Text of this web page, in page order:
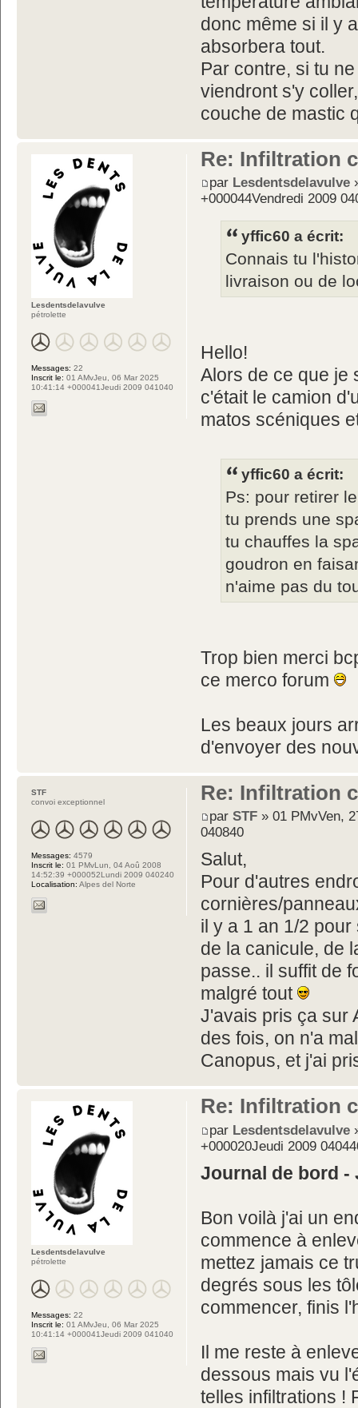
donc même si il y
absorbera tout.
Par contre, si tu
viendront s'y
couche de mastic
Re: Infiltration
par Lesdentsdelavulve
+000044Vendredi 2009
yffic60 a écrit:
Connais tu
livraison ou de
Hello!
Alors de ce que je
c'était le camion
matos scéniques
yffic60 a écrit:
Ps: pour retirer
tu prends une
tu chauffes la
goudron en
n'aime pas du
Trop bien merci
ce merco forum
Les beaux jours
d'envoyer des
Lesdentsdelavulve
pétrolette
Messages: 22
Inscrit le: 01 AMvJeu, 06 Mar 2025
10:41:14 +000041Jeudi 2009 041040
Re: Infiltration
parSTF » 01 PMvVen,
040840
Salut,
Pour d'autres
cornières/
il y a 1 an 1/2
de la canicule, de
passe.. il suffit de
malgré tout
J'avais pris ça sur
des fois, on n'a
Canopus, et j'ai
STF
convoi exceptionnel
Messages: 4579
Inscrit le: 01 PMvLun, 04 Aoû 2008
14:52:39 +000052Lundi 2009 040240
Localisation: Alpes del Norte
Re: Infiltration
par Lesdentsdelavulve
+000020Jeudi 2009
Journal de bord -
Bon voilà j'ai un
commence à
mettez jamais ce
degrés sous les
commencer, finis
Il me reste à
dessous mais vu
telles infiltrations !
Lesdentsdelavulve
pétrolette
Messages: 22
Inscrit le: 01 AMvJeu, 06 Mar 2025
10:41:14 +000041Jeudi 2009 041040